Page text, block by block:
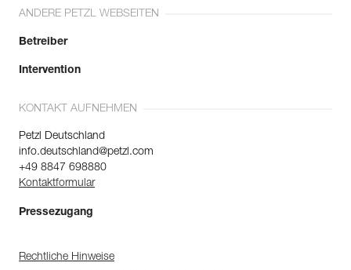
ANDERE PETZL WEBSEITEN
Betreiber
Intervention
KONTAKT AUFNEHMEN
Petzl Deutschland
info.deutschland@petzl.com
+49 8847 698880
Kontaktformular
Pressezugang
Rechtliche Hinweise